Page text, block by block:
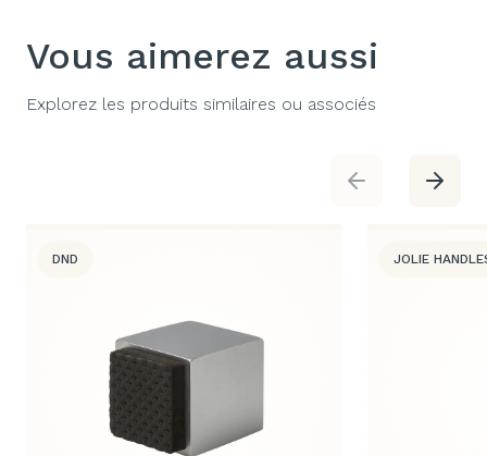
Vous aimerez aussi
Explorez les produits similaires ou associés
DND JOLIE